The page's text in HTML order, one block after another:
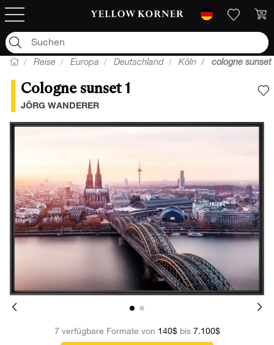
Reise Europa Deutschland Köln cologne sunset
Cologne sunset 1
JÖRG WANDERER
7 verfügbare Formate von 140$bis 7.100$